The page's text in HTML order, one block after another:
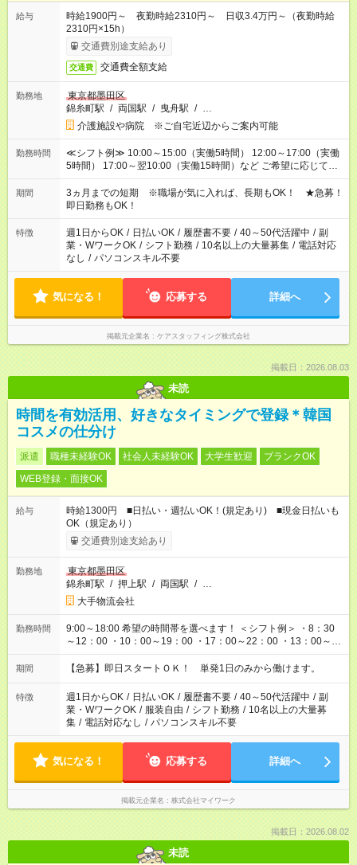
給与
時給1900円～ 夜勤時給2310円～ 日収3.4万円～（夜勤時給
2310円×15h）
交通費別途支給あり
交通費 交通費全額支給
勤務地
東京都墨田区
錦糸町駅 / 両国駅 / 曳舟駅 / …
介護施設や病院 ※ご自宅近辺からご案内可能
勤務時間
≪シフト例≫ 10:00～15:00（実働5時間） 12:00～17:00（実働
5時間） 17:00～翌10:00（実働15時間）など ご希望に応じて、
働く時間は調整できます！ お気軽に担当へ相談ください！
期間
3ヵ月までの短期 ※職場が気に入れば、長期もOK！ ★急募！
即日勤務もOK！
特徴 週1日からOK / 日払いOK / 履歴書不要 / 40～50代活躍中 / 副
業・WワークOK / シフト勤務 / 10名以上の大量募集 / 電話対応
なし / パソコンスキル不要
気になる！ 応募する 詳細へ
掲載元企業名 ケアスタッフィング株式会社
掲載日：2026.08.03
未読
時間を有効活用、好きなタイミングで登録＊韓国
コスメの仕分け
派遣 職種未経験OK 社会人未経験OK 大学生歓迎
ブランクOK
WEB登録・面接OK
給与
時給1300円 ■日払い・週払いOK！(規定あり) ■現金日払いも
OK（規定あり）
交通費別途支給あり
勤務地
東京都墨田区
錦糸町駅 / 押上駅 / 両国駅 / …
大手物流会社
勤務時間
9:00～18:00 希望の時間帯を選べます！ ＜シフト例＞ ・8：30
～12：00 ・10：00～19：00 ・17：00～22：00 ・13：00～
22：00 ・22：00～翌6：00 など
期間 【急募】即日スタートＯＫ！ 単発1日のみから働けます。
特徴 週1日からOK / 日払いOK / 履歴書不要 / 40～50代活躍中 / 副
業・WワークOK / 服装自由 / シフト勤務 / 10名以上の大量募
集 / 電話対応なし / パソコンスキル不要
気になる！ 応募する 詳細へ
掲載元企業名 株式会社マイワーク
掲載日：2026.08.02
未読